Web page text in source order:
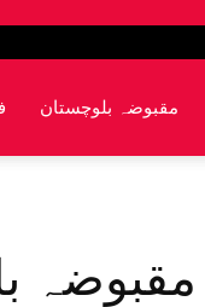
مقبوضہ بلوچستان
مقبوضہ